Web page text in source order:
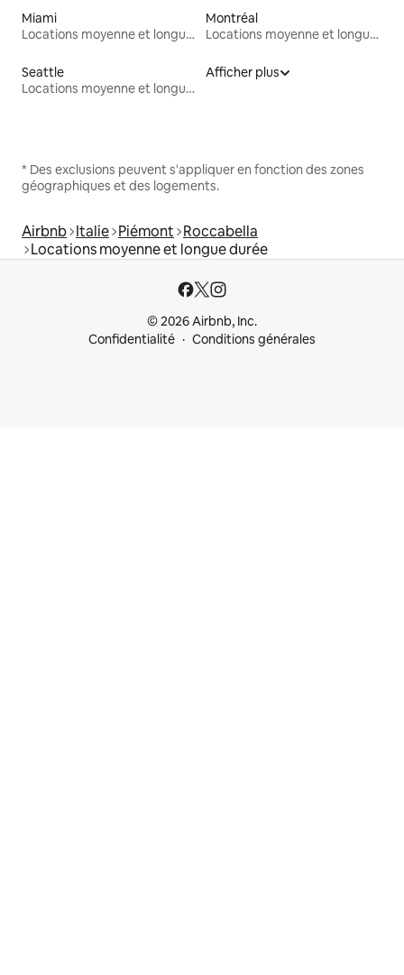
Miami
Locations moyenne et longue durée
Montréal
Locations moyenne et longue durée
Seattle
Locations moyenne et longue durée
Afficher plus
* Des exclusions peuvent s'appliquer en fonction des zones
géographiques et des logements.
Airbnb Italie Piémont Roccabella
Locations moyenne et longue durée
© 2026 Airbnb, Inc.
Confidentialité
Conditions générales